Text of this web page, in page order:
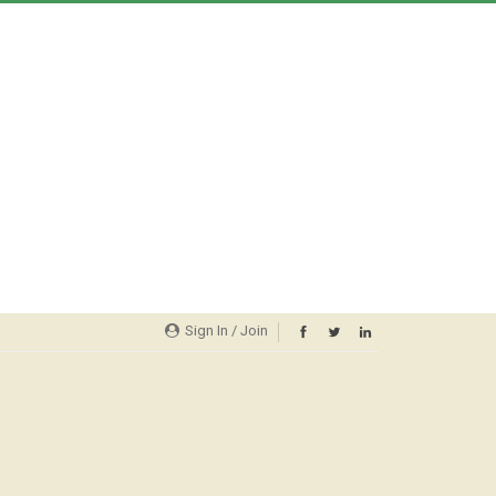
Sign In / Join